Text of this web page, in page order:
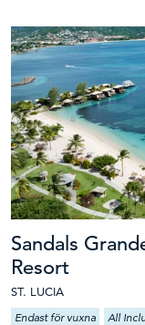
Sandals
Resort
ST. LUCIA
Endast för vuxna All